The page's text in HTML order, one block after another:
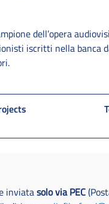
dell’opera
iscritti nella banca
inviatasolo via PEC